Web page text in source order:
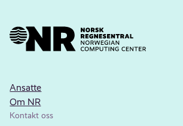
Ansatte
Om NR
Kontakt oss